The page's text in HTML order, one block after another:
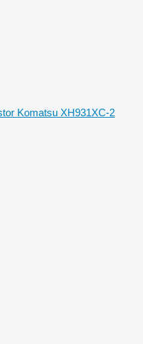
Komatsu XH931XC-2